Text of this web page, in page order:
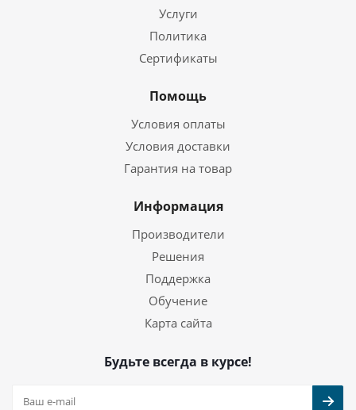
Услуги
Политика
Сертификаты
Помощь
Условия оплаты
Условия доставки
Гарантия на товар
Информация
Производители
Решения
Поддержка
Обучение
Карта сайта
Будьте всегда в курсе!